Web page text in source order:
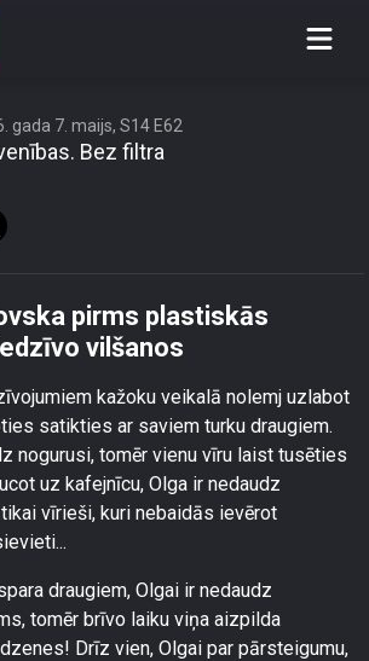
pirms plastiskās
gada 7. maijs, S14 E62
Bez filtra
pirms plastiskās
vilšanos
kažoku veikalā nolemj uzlabot
satikties ar saviem turku draugiem.
nogurusi, tomēr vienu vīru laist tusēties
uz kafejnīcu, Olga ir nedaudz
vīrieši, kuri nebaidās ievērot
draugiem, Olgai ir nedaudz
tomēr brīvo laiku viņa aizpilda
Drīz vien, Olgai par pārsteigumu,